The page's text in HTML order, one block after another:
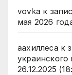
vovka к
мая 2026
аахиллесак
26.12.2025